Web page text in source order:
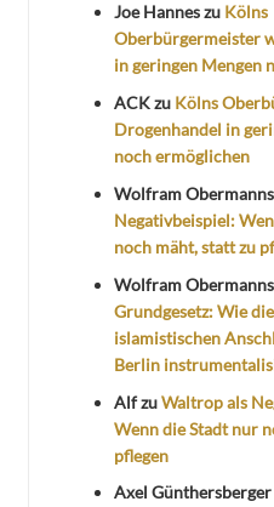
Joe Hanneszu Kölns
Oberbürgermeister
in geringen Mengen
ACKzu Kölns
Drogenhandel in
noch ermöglichen
Wolfram Obermanns
Negativbeispiel:
noch mäht, statt zu
Wolfram Obermanns
Grundgesetz: Wie
islamistischen
Berlin
AlfzuWaltrop als
Wenn die Stadt nur
pflegen
Axel Günthersberger